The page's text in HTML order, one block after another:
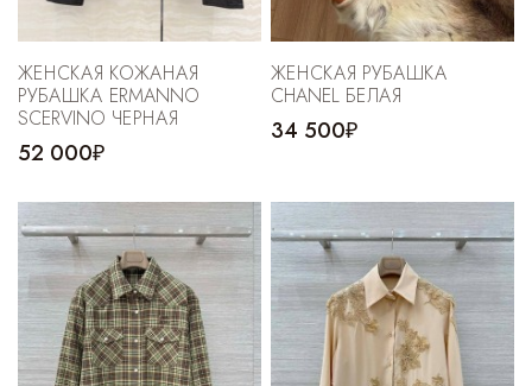
ЖЕНСКАЯ КОЖАНАЯ
РУБАШКА ERMANNO
SCERVINO ЧЕРНАЯ
52 000₽
ЖЕНСКАЯ РУБАШКА
CHANEL БЕЛАЯ
34 500₽